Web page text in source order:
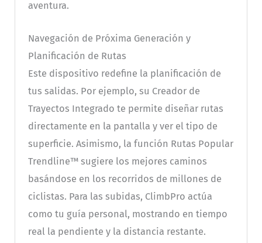
aventura.
Navegación de Próxima Generación y
Planificación de Rutas
Este dispositivo redefine la planificación de
tus salidas. Por ejemplo, su Creador de
Trayectos Integrado te permite diseñar rutas
directamente en la pantalla y ver el tipo de
superficie. Asimismo, la función Rutas Popular
Trendline™ sugiere los mejores caminos
basándose en los recorridos de millones de
ciclistas. Para las subidas, ClimbPro actúa
como tu guía personal, mostrando en tiempo
real la pendiente y la distancia restante.